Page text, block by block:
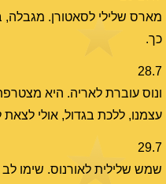
מארס שלילי לסאטורן. מגבלה,
כך.
28.7
ונוס עוברת לאריה. היא
עצמנו, ללכת בגדול, אולי
29.7
שמש שלילית לאורנוס. שימו